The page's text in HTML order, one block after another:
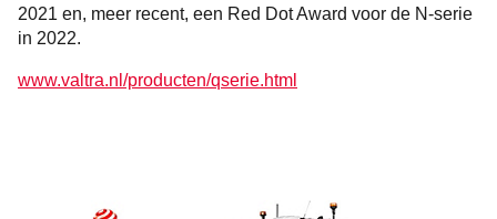
2021 en, meer recent, een Red Dot Award voor de N-serie
in 2022.
www.valtra.nl/producten/qserie.html